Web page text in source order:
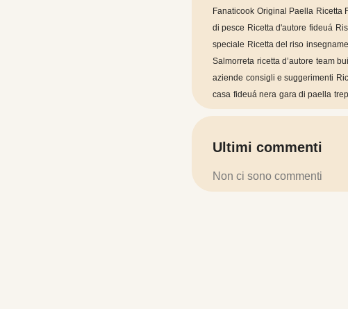
Fanaticook Original Paella Ricetta
di pesce Ricetta d'autore fideuá
speciale Ricetta del riso
Salmorreta ricetta d’autore team
aziende consigli e suggerimenti
casa fideuá nera gara di paella
Ultimi commenti
Non ci sono commenti